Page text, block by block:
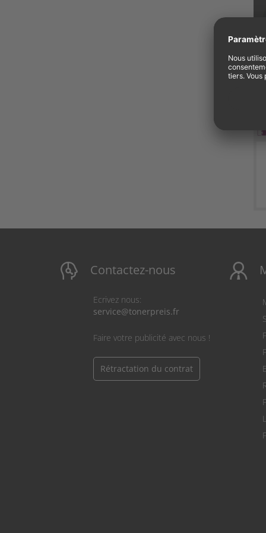
Contactez-nous
Ecrivez nous:
service@tonerpreis.fr
Faire votre publicité avec nous !
Rétractation du contrat